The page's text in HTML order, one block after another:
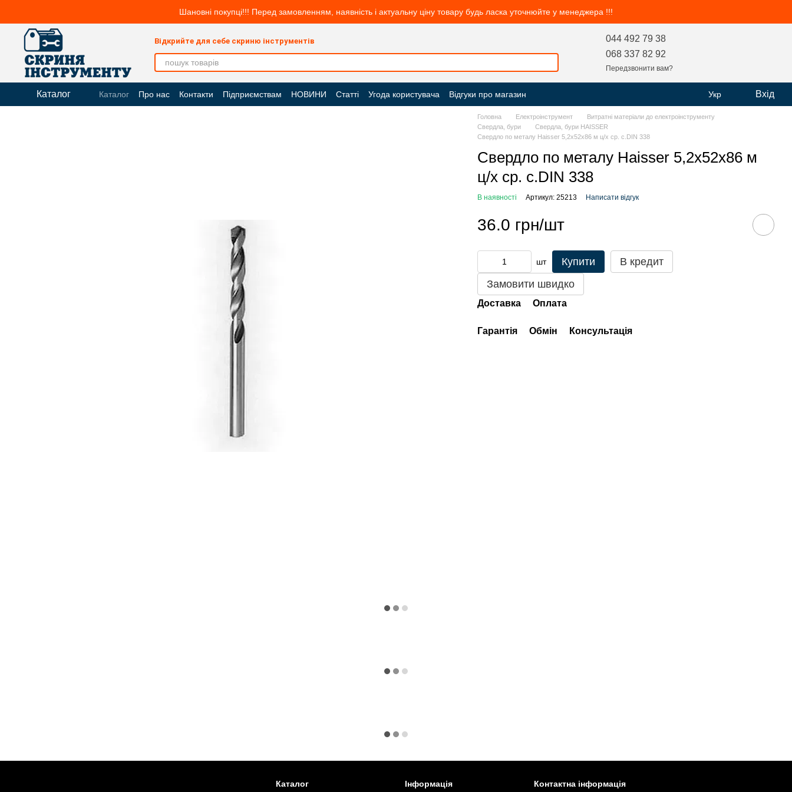
Шановні покупці!!! Перед замовленням, наявність і актуальну ціну товару будь ласка уточнюйте у менеджера !!!
Відкрийте для себе скриню інструментів
044 492 79 38
068 337 82 92
Передзвонити вам?
Каталог Каталог Про нас Контакти Підприємствам НОВИНИ Статті Угода користувача Відгуки про магазин Укр Вхід
Головна Електроінструмент
Витратні матеріали до електроінструменту
Свердла, бури
Свердла, бури HAISSER
Свердло по металу Haisser 5,2х52x86 м ц/х ср. с.DIN 338
Свердло по металу Haisser 5,2х52x86 м
ц/х ср. с.DIN 338
В наявності Артикул: 25213 Написати відгук
36.0 грн/шт
шт Купити
В кредит
Замовити швидко
Доставка Оплата
Гарантія Обмін Консультація
Каталог Інформація Контактна інформація